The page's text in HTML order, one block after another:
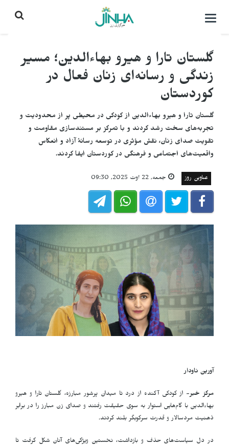
باز
بستن
گلستان تارا و هیرو بهاءالدین؛ مسیر
زندگی و رسانه‌ای زنان فعال در
کوردستان
گلستان تارا و هیرو بهاءالدین از کودکی در محیطی پر از محدودیت و
تجربه‌های سخت رشد کردند و با تمرکز بر مستندسازی مقاومت و
تقویت صدای زنان، نقش مؤثری در توسعه رسانهٔ آزاد و انعکاس
واقعیت‌های اجتماعی و فرهنگی در کوردستان ایفا کردند.
عناوین روز جمعه, 22 اوت 2025, 09:30
آورین ناودار
مرکز خبر- از کودکی آکنده از درد تا میدان پرشور مبارزه، گلستان تارا و هیرو
بهاءالدین با گام‌هایی استوار به سوی حقیقت رفتند و صدای زن مبارز را در برابر
ذهنیت مردسالار و قدرت سرکوبگر بلند کردند.
در دل سیاست‌های حذف و بازداشت، نخستین ویژگی‌های آنان شکل گرفت تا